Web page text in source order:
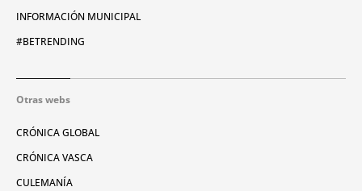
INFORMACIÓN MUNICIPAL
#BETRENDING
Otras webs
CRÓNICA GLOBAL
CRÓNICA VASCA
CULEMANÍA